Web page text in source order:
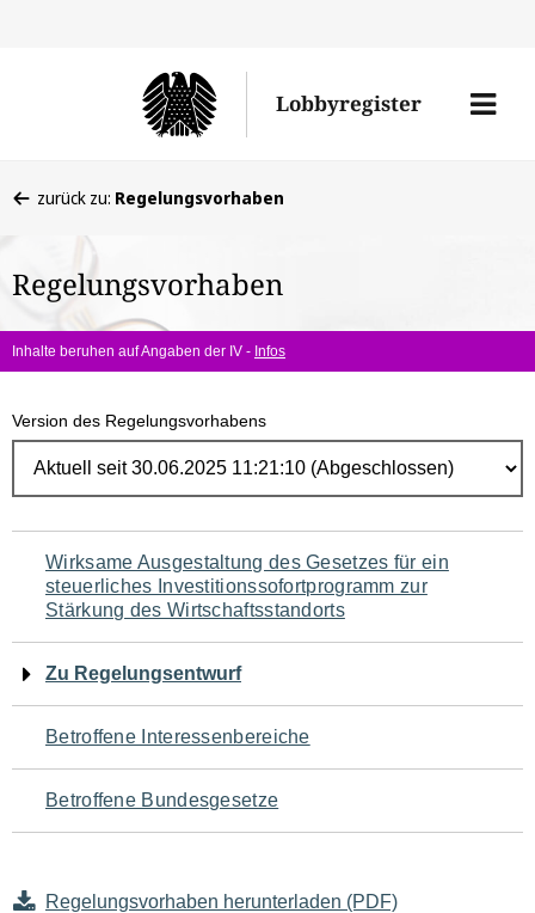
Lobbyregister
Menü
befinden
hier:
zurück zu: Regelungsvorhaben
Regelungsvorhaben
Inhalte beruhen auf Angaben der IV - Infos
Version des Regelungsvorhabens
Navigation
für
den
Seiteninhalt
Wirksame Ausgestaltung des Gesetzes für ein
steuerliches Investitionssofortprogramm zur
Stärkung des Wirtschaftsstandorts
Zu Regelungsentwurf
Betroffene Interessenbereiche
Betroffene Bundesgesetze
Regelungsvorhaben herunterladen (PDF)